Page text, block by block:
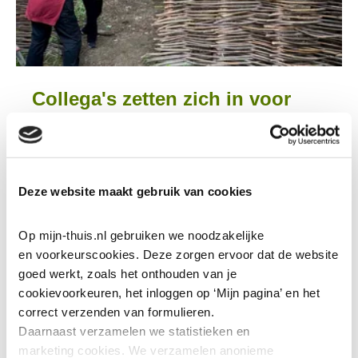
Deze website maakt gebruik van cookies
Op mijn-thuis.nl gebruiken we noodzakelijke
en voorkeurscookies. Deze zorgen ervoor dat de website
goed werkt, zoals het onthouden van je
cookievoorkeuren, het inloggen op ‘Mijn pagina’ en het
correct verzenden van formulieren.
Daarnaast verzamelen we statistieken en
marketing cookies. We verzamelen anonieme
Collega's zetten zich in voor
maatschappelijke initiatieven
2-7-2026
Op onze jaarlijkse maatschappelijke dag hebben
maatschappelijke initiatieven in de regio. Verspreid
over Eindhoven, Veldhoven en Son en Breugel
verruilden zij hun reguliere werkzaamheden voor
een middag vrijwil...
Lees meer